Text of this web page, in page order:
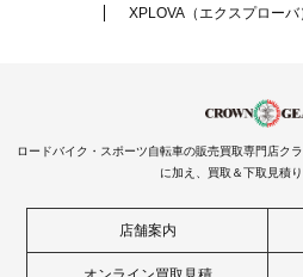
XPLOVA（エクスプローバ
ロードバイク・スポーツ自転車の販売買取専門店
に加え、買取＆下取見積り
店舗案内